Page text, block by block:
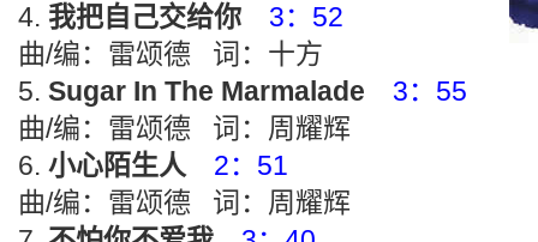
我把自己交给你
3：52
曲/编：雷颂德 词：十方
Sugar In The Marmalade
3：55
曲/编：雷颂德 词：周耀辉
小心陌生人
2：51
曲/编：雷颂德 词：周耀辉